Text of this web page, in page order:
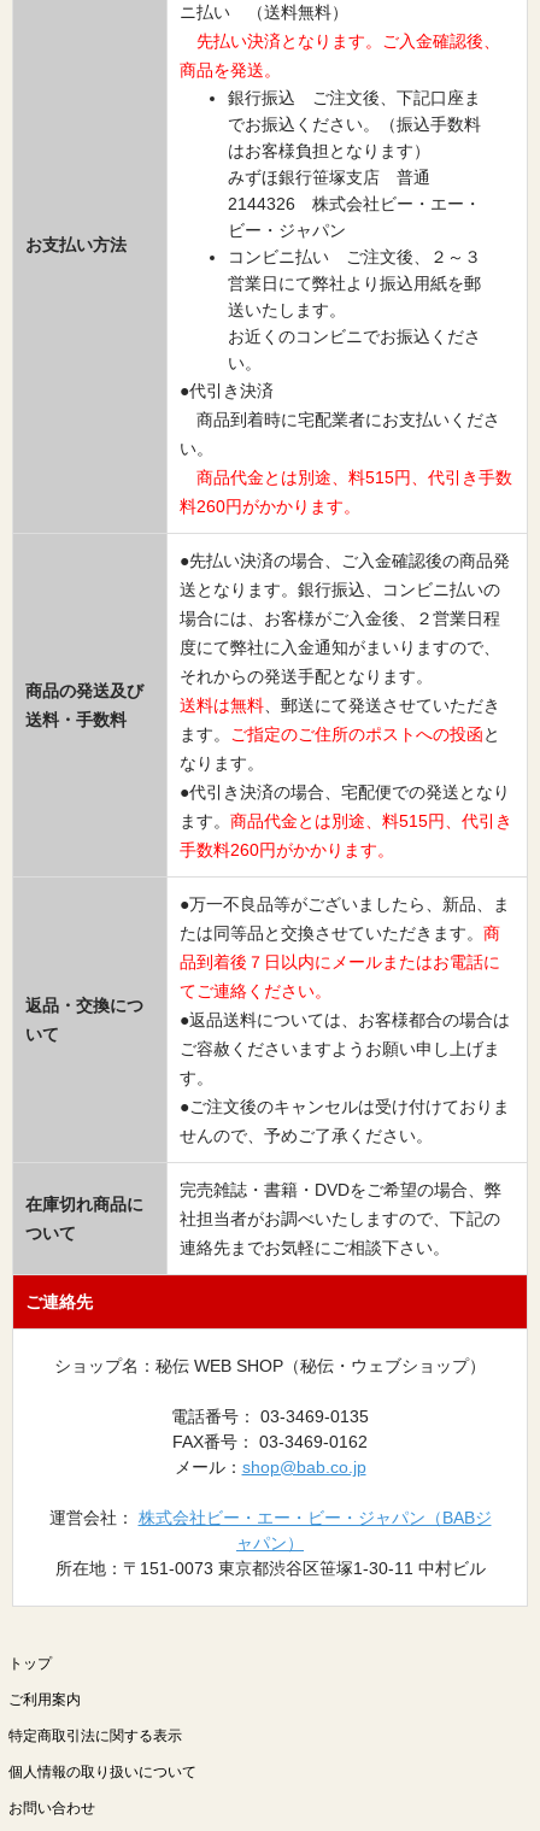
お支払い方法
ニ払い （送料無料）
先払い決済となります。ご入金確認後、
商品を発送。
銀行振込 ご注文後、下記口座ま
でお振込ください。（振込手数料
はお客様負担となります）
みずほ銀行笹塚支店 普通
2144326 株式会社ビー・エー・
ビー・ジャパン
コンビニ払い ご注文後、２～３
営業日にて弊社より振込用紙を郵
送いたします。
お近くのコンビニでお振込くださ
い。
●代引き決済
商品到着時に宅配業者にお支払いくださ
い。
商品代金とは別途、料515円、代引き手数
料260円がかかります。
商品の発送及び
送料・手数料
●先払い決済の場合、ご入金確認後の商品発
送となります。銀行振込、コンビニ払いの
場合には、お客様がご入金後、２営業日程
度にて弊社に入金通知がまいりますので、
それからの発送手配となります。
送料は無料 、郵送にて発送させていただき
ます。
ご指定のご住所のポストへの投函と
なります。
●代引き決済の場合、宅配便での発送となり
ます。 商品代金とは別途、料515円、代引き
手数料260円がかかります。
返品・交換につ
いて
●万一不良品等がございましたら、新品、ま
たは同等品と交換させていただきます。 商
品到着後７日以内にメールまたはお電話に
てご連絡ください。
●返品送料については、お客様都合の場合は
ご容赦くださいますようお願い申し上げま
す。
●ご注文後のキャンセルは受け付けておりま
せんので、予めご了承ください。
在庫切れ商品に
ついて
完売雑誌・書籍・DVDをご希望の場合、弊
社担当者がお調べいたしますので、下記の
連絡先までお気軽にご相談下さい。
ご連絡先
ショップ名：秘伝 WEB SHOP（秘伝・ウェブショップ）
電話番号： 03-3469-0135
FAX番号： 03-3469-0162
メール： shop@bab.co.jp
運営会社： 株式会社ビー・エー・ビー・ジャパン（BABジ
ャパン）
所在地：〒151-0073 東京都渋谷区笹塚1-30-11 中村ビル
トップ
ご利用案内
特定商取引法に関する表示
個人情報の取り扱いについて
お問い合わせ